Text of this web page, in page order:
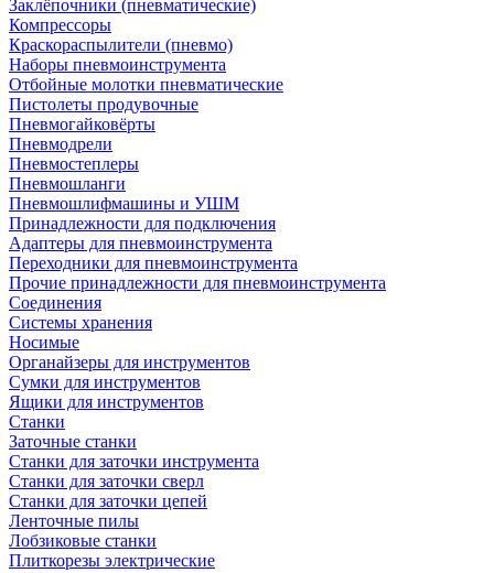
Заклёпочники (пневматические)
Компрессоры
Краскораспылители (пневмо)
Наборы пневмоинструмента
Отбойные молотки пневматические
Пистолеты продувочные
Пневмогайковёрты
Пневмодрели
Пневмостеплеры
Пневмошланги
Пневмошлифмашины и УШМ
Принадлежности для подключения
Адаптеры для пневмоинструмента
Переходники для пневмоинструмента
Прочие принадлежности для пневмоинструмента
Соединения
Системы хранения
Носимые
Органайзеры для инструментов
Сумки для инструментов
Ящики для инструментов
Станки
Заточные станки
Станки для заточки инструмента
Станки для заточки сверл
Станки для заточки цепей
Ленточные пилы
Лобзиковые станки
Плиткорезы электрические